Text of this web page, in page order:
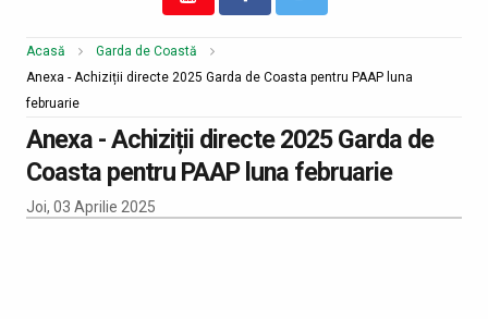
Acasă
Garda de Coastă
Anexa - Achiziții directe 2025 Garda de Coasta pentru PAAP luna
februarie
Anexa - Achiziții directe 2025 Garda de
Coasta pentru PAAP luna februarie
Joi, 03 Aprilie 2025